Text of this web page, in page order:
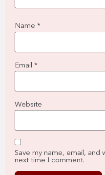
Name *
Email *
Website
Save my name, email, and
next time I comment.